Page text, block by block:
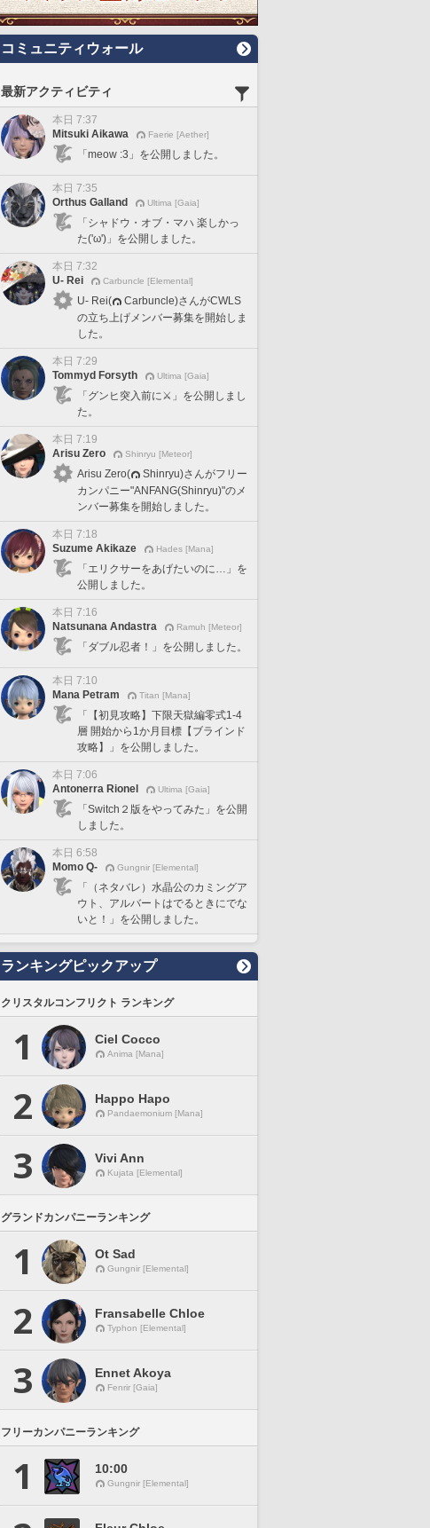
コミュニティウォール
最新アクティビティ
本日 7:37
Mitsuki Aikawa
Faerie [Aether]
「meow :3」を公開しました。
本日 7:35
Orthus Galland
Ultima [Gaia]
「シャドウ・オブ・マハ 楽しかっ
た('ω')」を公開しました。
本日 7:32
U- Rei
Carbuncle [Elemental]
U- Rei(
Carbuncle)さんがCWLS
の立ち上げメンバー募集を開始しま
した。
本日 7:29
Tommyd Forsyth
Ultima [Gaia]
「グンヒ突入前に⚔️」を公開しまし
た。
本日 7:19
Arisu Zero
Shinryu [Meteor]
Arisu Zero(
Shinryu)さんがフリー
カンパニー"ANFANG(Shinryu)"のメ
ンバー募集を開始しました。
本日 7:18
Suzume Akikaze
Hades [Mana]
「エリクサーをあげたいのに…」を
公開しました。
本日 7:16
Natsunana Andastra
Ramuh [Meteor]
「ダブル忍者！」を公開しました。
本日 7:10
Mana Petram
Titan [Mana]
「【初見攻略】下限天獄編零式1-4
層 開始から1か月目標【ブラインド
攻略】」を公開しました。
本日 7:06
Antonerra Rionel
Ultima [Gaia]
「Switch２版をやってみた」を公開
しました。
本日 6:58
Momo Q-
Gungnir [Elemental]
「（ネタバレ）水晶公のカミングア
ウト、アルバートはでるときにでな
いと！」を公開しました。
ランキングピックアップ
クリスタルコンフリクト ランキング
1 Ciel Cocco
Anima [Mana]
2 Happo Hapo
Pandaemonium [Mana]
3 Vivi Ann
Kujata [Elemental]
グランドカンパニーランキング
1 Ot Sad
Gungnir [Elemental]
2 Fransabelle Chloe
Typhon [Elemental]
3 Ennet Akoya
Fenrir [Gaia]
フリーカンパニーランキング
1 10:00
Gungnir [Elemental]